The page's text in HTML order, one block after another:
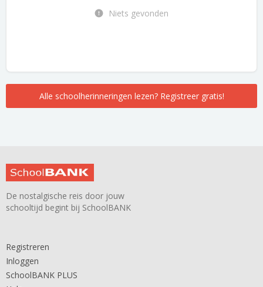
Niets gevonden
Alle schoolherinneringen lezen? Registreer gratis!
De nostalgische reis door jouw
schooltijd begint bij SchoolBANK
Registreren
Inloggen
SchoolBANK PLUS